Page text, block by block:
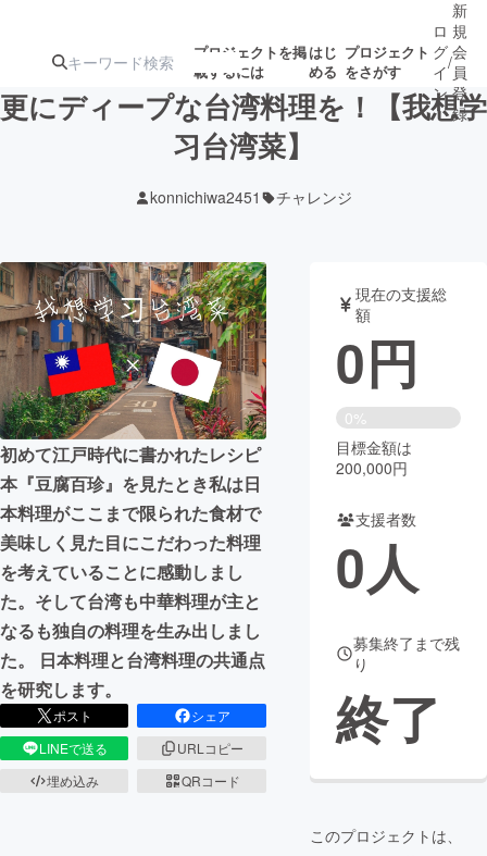
プロジェクトを掲
載するには
はじ
める
プロジェクト
をさがす
ジェクト
ロジェクト
アート・写真 音楽
テクノロジー・ガジェット ゲーム・サ
映像・映画 書籍・雑誌
ビジネス・起業 チャレンジ
まちづくり・地域活性化
CAMPFIRE for Social Good
CAMPFIRE Creation
CAMPFIREふるさと納税
ロ
グ
イ
ン
/
新
規
会
員
登
録
更にディープな台湾料理を！【我想学
习台湾菜】
konnichiwa2451 チャレンジ
初めて江戸時代に書かれたレシピ
本『豆腐百珍』を見たとき私は日
本料理がここまで限られた食材で
美味しく見た目にこだわった料理
を考えていることに感動しまし
た。そして台湾も中華料理が主と
なるも独自の料理を生み出しまし
た。 日本料理と台湾料理の共通点
を研究します。
ポスト
シェア
LINEで送る
URLコピー
埋め込み
QRコード
現在の支援総
額
0円
0%
目標金額は
200,000円
支援者数
0人
募集終了まで残
り
終了
このプロジェクトは、